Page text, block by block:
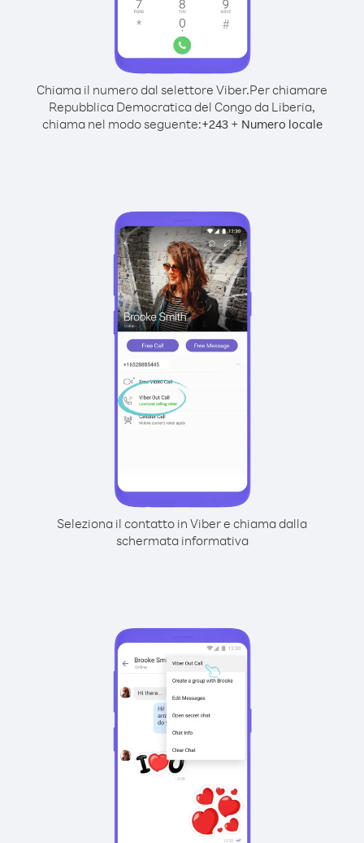
Chiama il numero dal selettore Viber.Per chiamare
Repubblica Democratica del Congo da Liberia,
chiama nel modo seguente:+243+ Numero locale
Seleziona il contatto in Viber e chiama dalla
schermata informativa